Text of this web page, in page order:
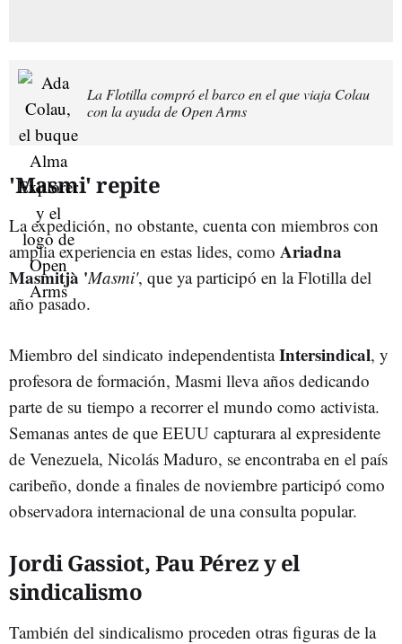
La Flotilla compró el barco en el que viaja Colau
con la ayuda de Open Arms
'Masmi' repite
La expedición, no obstante, cuenta con miembros con
amplia experiencia en estas lides, como Ariadna
Masmitjà 'Masmi', que ya participó en la Flotilla del
año pasado.
Miembro del sindicato independentistaIntersindical, y
profesora de formación, Masmi lleva años dedicando
parte de su tiempo a recorrer el mundo como activista.
Semanas antes de que EEUU capturara al expresidente
de Venezuela, Nicolás Maduro, se encontraba en el país
caribeño, donde a finales de noviembre participó como
observadora internacional de una consulta popular.
Jordi Gassiot, Pau Pérez y el
sindicalismo
También del sindicalismo proceden otras figuras de la